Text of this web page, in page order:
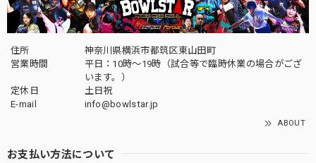
住所
神奈川県横浜市都筑区東山田町
営業時間
平日：10時～19時（試合等で臨時休業の場合がござ
います。）
定休日
土日祝
E-mail
info@bowlstar.jp
ABOUT
お支払い方法について